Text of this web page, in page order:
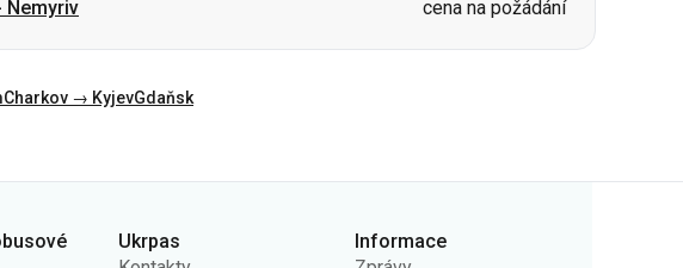
Zásady ochrany osobních
údajů
Vrácení vstupenek
Mapa stránek